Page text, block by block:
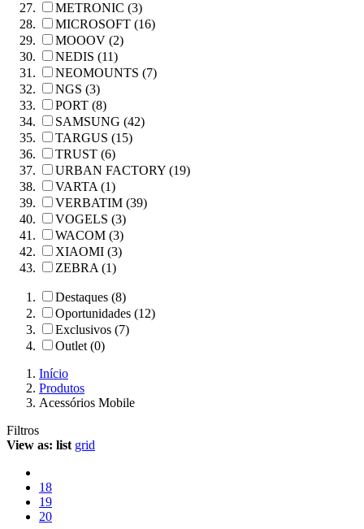
METRONIC (3)
MICROSOFT (16)
MOOOV (2)
NEDIS (11)
NEOMOUNTS (7)
NGS (3)
PORT (8)
SAMSUNG (42)
TARGUS (15)
TRUST (6)
URBAN FACTORY (19)
VARTA (1)
VERBATIM (39)
VOGELS (3)
WACOM (3)
XIAOMI (3)
ZEBRA (1)
Destaques (8)
Oportunidades (12)
Exclusivos (7)
Outlet (0)
Início
Produtos
Acessórios Mobile
Filtros
View as: list grid
18
19
20